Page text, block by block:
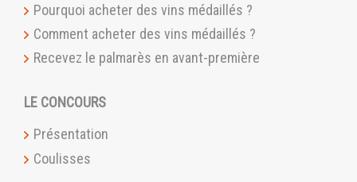
Pourquoi acheter des vins médaillés ?
Comment acheter des vins médaillés ?
Recevez le palmarès en avant-première
LE CONCOURS
Présentation
Coulisses